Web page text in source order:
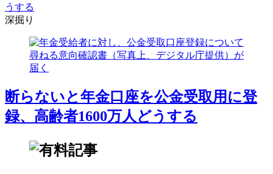
うする
深掘り
断らないと年金口座を公金受取用に登
録、高齢者1600万人どうする